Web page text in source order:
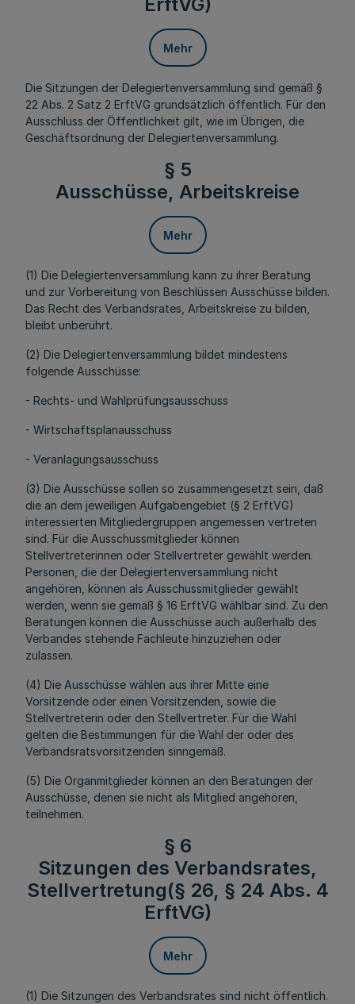
Mehr
Die Sitzungen der Delegiertenversammlung sind gemäß §
22 Abs. 2 Satz 2 ErftVG grundsätzlich öffentlich. Für den
Ausschluss der Öffentlichkeit gilt, wie im Übrigen, die
Geschäftsordnung der Delegiertenversammlung.
§ 5
Ausschüsse, Arbeitskreise
Mehr
(1) Die Delegiertenversammlung kann zu ihrer Beratung
und zur Vorbereitung von Beschlüssen Ausschüsse bilden.
Das Recht des Verbandsrates, Arbeitskreise zu bilden,
bleibt unberührt.
(2) Die Delegiertenversammlung bildet mindestens
folgende Ausschüsse:
- Rechts- und Wahlprüfungsausschuss
- Wirtschaftsplanausschuss
- Veranlagungsausschuss
(3) Die Ausschüsse sollen so zusammengesetzt sein, daß
die an dem jeweiligen Aufgabengebiet (§ 2 ErftVG)
interessierten Mitgliedergruppen angemessen vertreten
sind. Für die Ausschussmitglieder können
Stellvertreterinnen oder Stellvertreter gewählt werden.
Personen, die der Delegiertenversammlung nicht
angehören, können als Ausschussmitglieder gewählt
werden, wenn sie gemäß § 16 ErftVG wählbar sind. Zu den
Beratungen können die Ausschüsse auch außerhalb des
Verbandes stehende Fachleute hinzuziehen oder
zulassen.
(4) Die Ausschüsse wählen aus ihrer Mitte eine
Vorsitzende oder einen Vorsitzenden, sowie die
Stellvertreterin oder den Stellvertreter. Für die Wahl
gelten die Bestimmungen für die Wahl der oder des
Verbandsratsvorsitzenden sinngemäß.
(5) Die Organmitglieder können an den Beratungen der
Ausschüsse, denen sie nicht als Mitglied angehören,
teilnehmen.
§ 6
Sitzungen des Verbandsrates,
Stellvertretung(§ 26, § 24 Abs. 4
ErftVG)
Mehr
(1) Die Sitzungen des Verbandsrates sind nicht öffentlich.